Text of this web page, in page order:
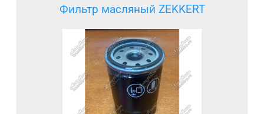
Фильтр масляный ZEKKERT